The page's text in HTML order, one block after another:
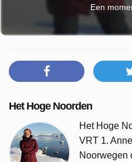
Een
Het Hoge Noorden
Het Hoge
VRT 1.
Noorwegen